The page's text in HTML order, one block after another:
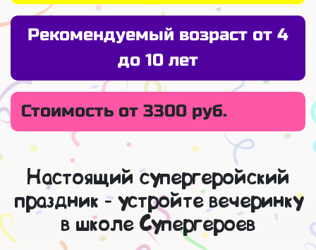
Рекомендуемый возраст от 4
до 10 лет
Стоимость от 3300 руб.
Настоящий супергеройский
праздник - устройте вечеринку
в школе Супергероев